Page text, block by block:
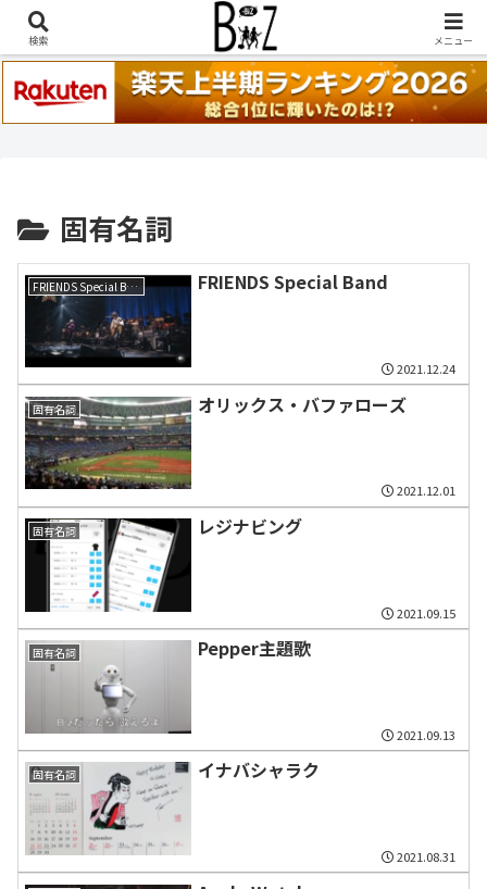
稲葉浩志『en-Zepp』『enⅣ』セトリ一覧はこちら
固有名詞
FRIENDS Special Band FRIENDS Special Band
2021.12.24
固有名詞 オリックス・バファローズ
2021.12.01
固有名詞 レジナビング
2021.09.15
固有名詞 Pepper主題歌
2021.09.13
固有名詞 イナバシャラク
2021.08.31
検索 メニュー